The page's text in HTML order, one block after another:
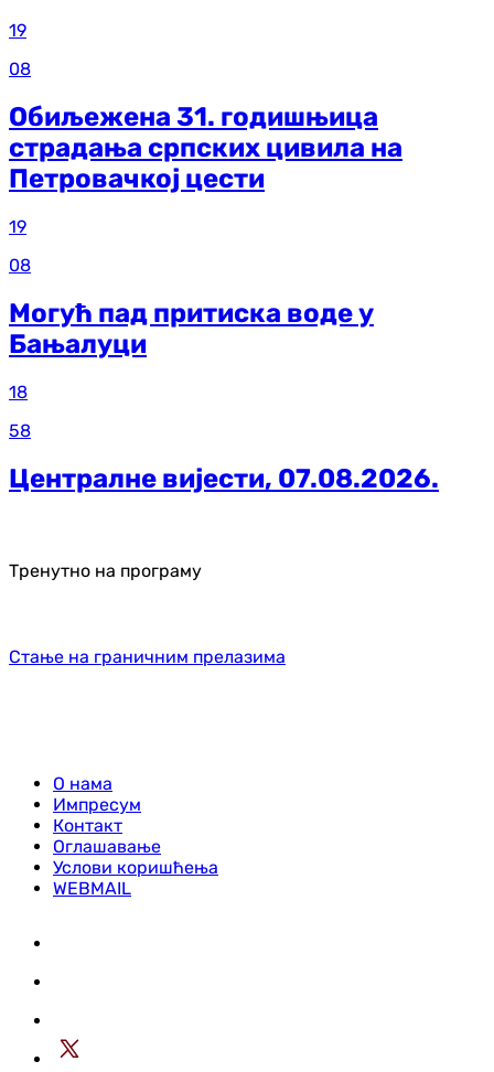
19
08
Обиљежена 31. годишњица
страдања српских цивила на
Петровачкој цести
19
08
Могућ пад притиска воде у
Бањалуци
18
58
Централне вијести, 07.08.2026.
Тренутно на програму
Стање на граничним прелазима
О нама
Импресум
Контакт
Оглашавање
Услови коришћења
WEBMAIL